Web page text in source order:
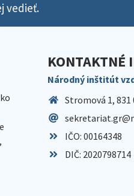
vedieť.
KONTAKTNÉ
Národný inštitút
Stromová 1,
IČO: 00164348
DIČ: 2020798714